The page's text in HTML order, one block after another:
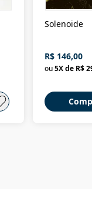
Solenoide
R$ 146,00
ou5X de R$